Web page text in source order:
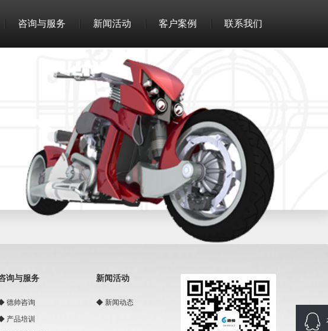
咨询与服务 新闻活动 客户案例 联系我们
询与服务
德帅咨询
产品培训
新闻活动
◆ 新闻动态